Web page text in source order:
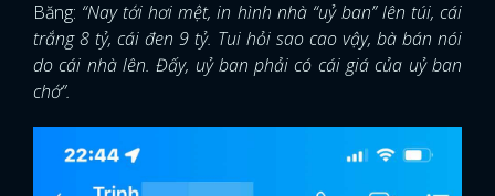
Băng: “Nay tới hơi mệt, in hình nhà “uỷ ban” lên túi, cái
trắng 8 tỷ, cái đen 9 tỷ. Tui hỏi sao cao vậy, bà bán nói
do cái nhà lên. Đấy, uỷ ban phải có cái giá của uỷ ban
chớ”.